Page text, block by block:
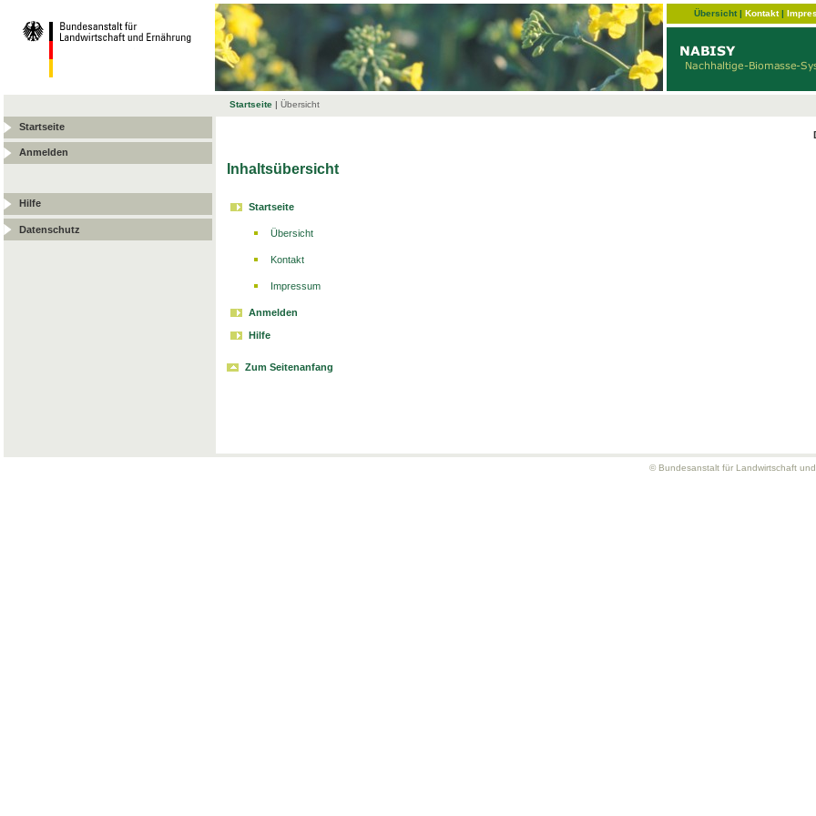
Übersicht| Kontakt|
Startseite | Übersicht
Startseite
Anmelden
Hilfe
Datenschutz
Inhaltsübersicht
Startseite
Übersicht
Kontakt
Impressum
Anmelden
Hilfe
Zum Seitenanfang
© Bundesanstalt für Landwirtschaft